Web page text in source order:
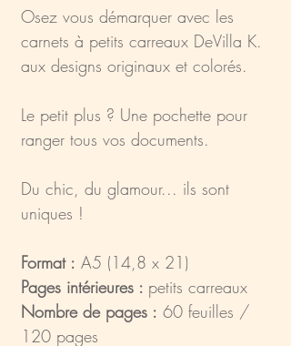
Osez vous démarquer avec les
carnets à petits carreaux DeVilla K.
aux designs originaux et colorés.
Le petit plus ? Une pochette pour
ranger tous vos documents.
Du chic, du glamour... ils sont
uniques !
Format : A5 (14,8 x 21)
Pages intérieures : petits carreaux
Nombre de pages : 60 feuilles /
120 pages